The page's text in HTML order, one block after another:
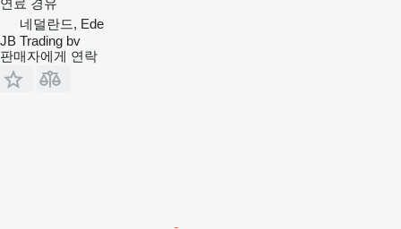
네덜란드, Ede
JB Trading bv
판매자에게 연락